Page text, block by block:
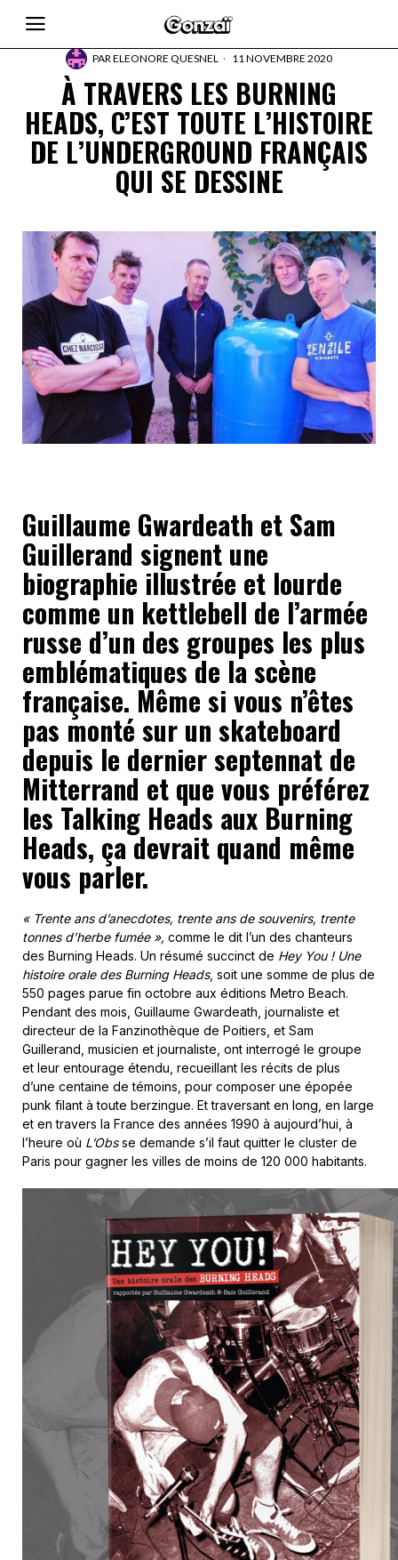
PARELEONORE QUESNEL 11 NOVEMBRE 2020
À TRAVERS LES BURNING
HEADS, C’EST TOUTE L’HISTOIRE
DE L’UNDERGROUND FRANÇAIS
QUI SE DESSINE
Guillaume Gwardeath et Sam
Guillerand signent une
biographie illustrée et lourde
comme un kettlebell de l’armée
russe d’un des groupes les plus
emblématiques de la scène
française. Même si vous n’êtes
pas monté sur un skateboard
depuis le dernier septennat de
Mitterrand et que vous préférez
les Talking Heads aux Burning
Heads, ça devrait quand même
vous parler.
« Trente ans d’anecdotes, trente ans de souvenirs, trente
tonnes d’herbe fumée », comme le dit l’un des chanteurs
des Burning Heads. Un résumé succinct de Hey You ! Une
histoire orale des Burning Heads, soit une somme de plus de
550 pages parue fin octobre aux éditions Metro Beach.
Pendant des mois, Guillaume Gwardeath, journaliste et
directeur de la Fanzinothèque de Poitiers, et Sam
Guillerand, musicien et journaliste, ont interrogé le groupe
et leur entourage étendu, recueillant les récits de plus
d’une centaine de témoins, pour composer une épopée
punk filant à toute berzingue. Et traversant en long, en large
et en travers la France des années 1990 à aujourd’hui, à
l’heure où L’Obsse demande s’il faut quitter le cluster de
Paris pour gagner les villes de moins de 120 000 habitants.